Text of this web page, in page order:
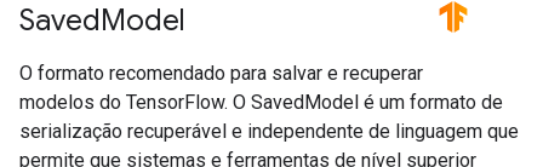
SavedModel #TensorFlow
O formato recomendado para salvar e recuperar
modelos do TensorFlow. O SavedModel é um formato de
serialização recuperável e independente de linguagem que
permite que sistemas e ferramentas de nível superior